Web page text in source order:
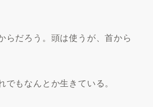
らだろう。頭は使うが、首から
もなんとか生きている。